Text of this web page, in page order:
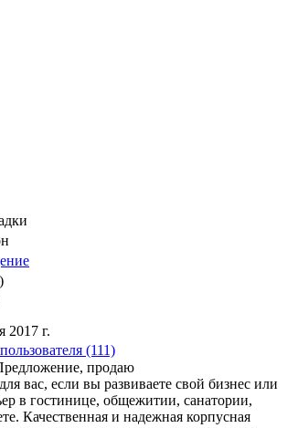
2017 г.
(111)
продаю
вас, если вы развиваете свой бизнес или
в гостинице, общежитии, санатории,
Качественная и надежная корпусная